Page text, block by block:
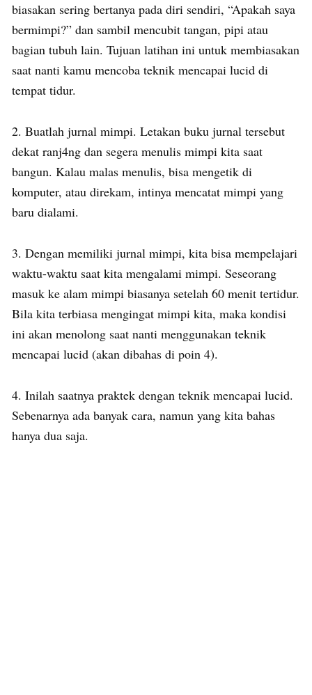
biasakan sering bertanya pada diri sendiri, “Apakah saya
bermimpi?” dan sambil mencubit tangan, pipi atau
bagian tubuh lain. Tujuan latihan ini untuk membiasakan
saat nanti kamu mencoba teknik mencapai lucid di
tempat tidur.
2. Buatlah jurnal mimpi. Letakan buku jurnal tersebut
dekat ranj4ng dan segera menulis mimpi kita saat
bangun. Kalau malas menulis, bisa mengetik di
komputer, atau direkam, intinya mencatat mimpi yang
baru dialami.
3. Dengan memiliki jurnal mimpi, kita bisa mempelajari
waktu-waktu saat kita mengalami mimpi. Seseorang
masuk ke alam mimpi biasanya setelah 60 menit tertidur.
Bila kita terbiasa mengingat mimpi kita, maka kondisi
ini akan menolong saat nanti menggunakan teknik
mencapai lucid (akan dibahas di poin 4).
4. Inilah saatnya praktek dengan teknik mencapai lucid.
Sebenarnya ada banyak cara, namun yang kita bahas
hanya dua saja.